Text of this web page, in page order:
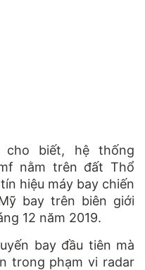
cho biết, hệ thống
nằm trên đất Thổ
hiệu máy bay chiến
bay trên biên giới
12 năm 2019.
bay đầu tiên mà
trong phạm vi radar